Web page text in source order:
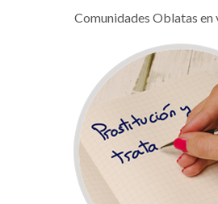
Comunidades Oblatas en